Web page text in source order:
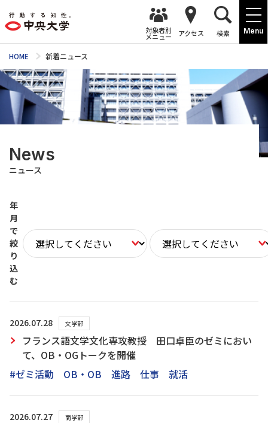
Menu
対象者別
メニュー アクセス 検索
HOME 新着ニュース
News
ニュース
年
月
で
絞
り
込
む
2026.07.28 文学部
フランス語文学文化専攻教授 田口卓臣のゼミにおい
て、OB・OGトークを開催
#ゼミ活動 OB・OB 進路 仕事 就活
2026.07.27 商学部